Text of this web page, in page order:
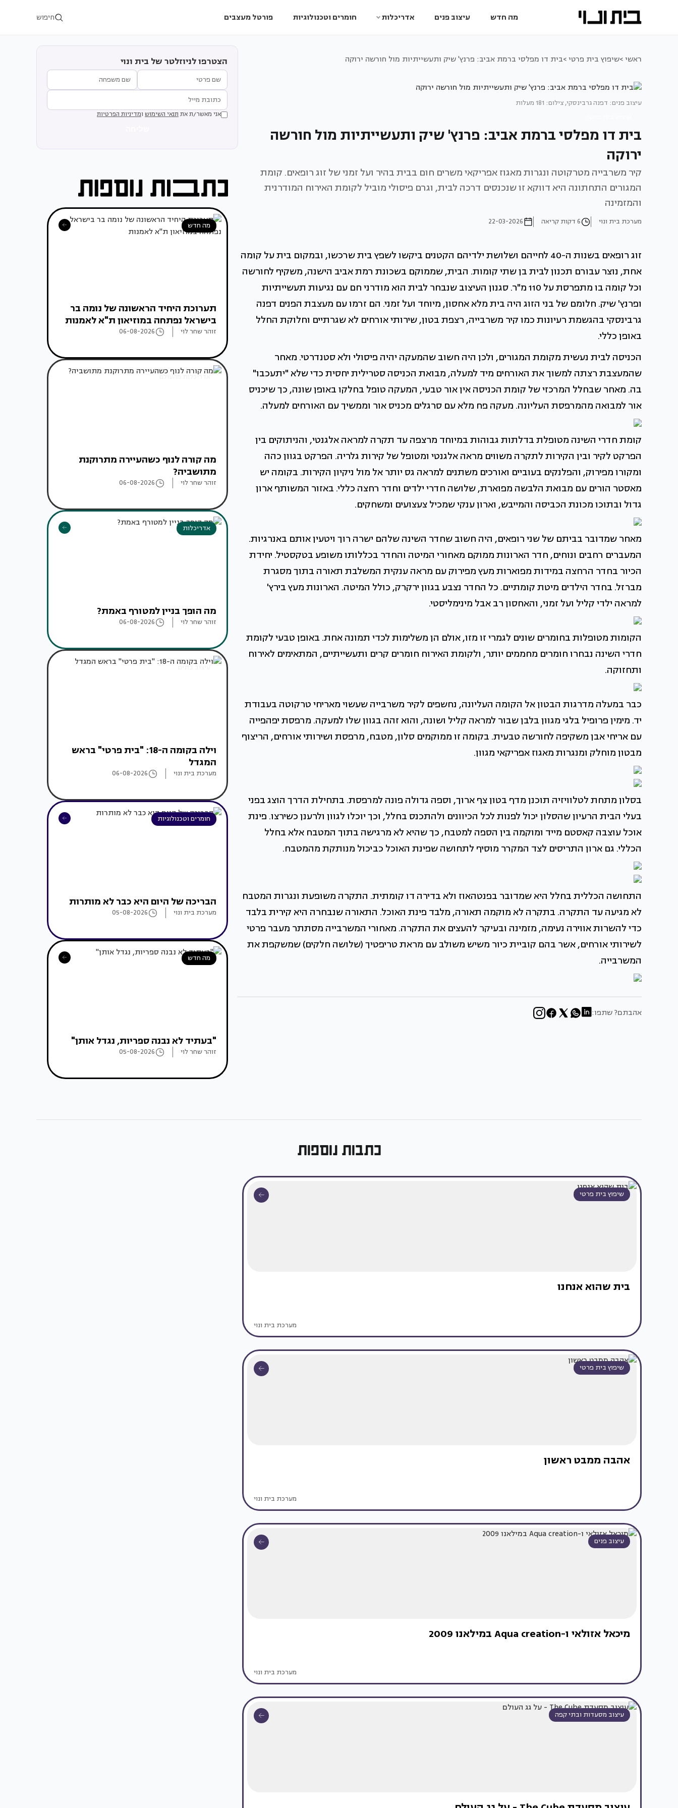
מה חדש עיצוב פנים אדריכלות חומרים וטכנולוגיות פורטל מעצבים חיפוש
ראשי >שיפוץ בית פרטי >בית דו מפלסי ברמת אביב: פרנץ' שיק ותעשייתיות מול חורשה ירוקה
עיצוב פנים: דפנה גרבינסקי, צילום: 181 מעלות
בית דו מפלסי ברמת אביב: פרנץ' שיק ותעשייתיות מול חורשה
ירוקה
קיר משרבייה מטרקוטה ונגרות מאגוז אפריקאי משרים חום בבית בהיר ועל זמני של זוג רופאים. קומת
המגורים התחתונה היא דווקא זו שנכנסים דרכה לבית, וגרם פיסולי מוביל לקומת האירוח המודרנית
והמזמינה
מערכת בית ונוי 6 דקות קריאה 22-03-2026
זוג רופאים בשנות ה-40 לחייהם ושלושת ילדיהם הקטנים ביקשו לשפץ בית שרכשו, ובמקום בית על קומה
אחת, נוצר עבורם תכנון לבית בן שתי קומות. הבית, שממוקם בשכונת רמת אביב הישנה, משקיף לחורשה
וכל קומה בו מתפרסת על 110 מ"ר. סגנון העיצוב שנבחר לבית הוא מודרני חם עם נגיעות תעשייתיות
ופרנץ' שיק. חלומם של בני הזוג היה בית מלא אחסון, מיוחד ועל זמני. הם זרמו עם מעצבת הפנים דפנה
גרבינסקי בהגשמת רעיונות כמו קיר משרבייה, רצפת בטון, שירותי אורחים לא שגרתיים וחלוקת החלל
באופן כללי.
הכניסה לבית נעשית מקומת המגורים, ולכן היה חשוב שהמעקה יהיה פיסולי ולא סטנדרטי. מאחר
שהמעצבת רצתה למשוך את האורחים מיד למעלה, מבואת הכניסה סטרילית יחסית כדי שלא "יתעכבו"
בה. מאחר שבחלל המרכזי של קומת הכניסה אין אור טבעי, המעקה טופל בחלקו באופן שונה, כך שיכניס
אור למבואה מהמרפסת העליונה. מעקה פח מלא עם סרגלים מכניס אור וממשיך עם האורחים למעלה.
קומת חדרי השינה מטופלת בדלתות גבוהות במיוחד מרצפה עד תקרה למראה אלגנטי, והניתוקים בין
הפרקט לקיר ובין הקירות לתקרה משווים מראה אלגנטי ומטופל של קירות גלריה. הפרקט בגוון כהה
ומקורו מפירוק, והפלנקים בעוביים ואורכים משתנים למראה גס יותר אל מול ניקיון הקירות. בקומה יש
מאסטר הורים עם מבואת הלבשה מפוארת, שלושה חדרי ילדים וחדר רחצה כללי. באזור המשותף ארון
גדול ובתוכו מכונת הכביסה והמייבש, וארון ענקי שמכיל צעצועים ומשחקים.
מאחר שמדובר בביתם של שני רופאים, היה חשוב שחדר השינה שלהם ישרה רוך ויטעין אותם באנרגיות.
המעברים רחבים ונוחים, חדר הארונות ממוקם מאחורי המיטה והחדר בכללותו משופע בטקסטיל. יחידת
הכיור בחדר הרחצה במידות מפוארות מעץ מפירוק עם מראה ענקית המשלבת תאורה בתוך מסגרת
מברזל. בחדר הילדים מיטת קומתיים. כל החדר נצבע בגוון ירקרק, כולל המיטה. הארונות מעץ בירץ'
למראה ילדי קליל ועל זמני, והאחסון רב אבל מינימליסטי.
הקומות מטופלות בחומרים שונים לגמרי זו מזו, אולם הן משלימות לכדי תמונה אחת. באופן טבעי לקומת
חדרי השינה נבחרו חומרים מחממים יותר, ולקומת האירוח חומרים קרים ותעשייתיים, המתאימים לאירוח
ותחזוקה.
כבר במעלה מדרגות הבטון אל הקומה העליונה, נחשפים לקיר משרבייה שעשוי מאריחי טרקוטה בעבודת
יד. מימין פרופיל בלגי מגוון בלבן שבור למראה קליל ושונה, והוא זהה בגוון שלו למעקה. מרפסת יפהפייה
עם אריחי אבן משקיפה לחורשה טבעית. בקומה זו ממוקמים סלון, מטבח, מרפסת ושירותי אורחים, הריצוף
מבטון מוחלק ומנגרות מאגוז אפריקאי מגוון.
בסלון מתחת לטלוויזיה תוכנן מדף בטון צף ארוך, וספה גדולה פונה למרפסת. בתחילת הדרך הוצג בפני
בעלי הבית הרעיון שהסלון יכול לפנות לכל הכיוונים ולהתכנס בחלל, וכך יוכלו לגוון ולרענן כשירצו. פינת
אוכל עוצבה קאסטם מייד ומוקמה בין הספה למטבח, כך שהיא לא מרגישה בתוך המטבח אלא בחלל
הכללי. גם ארון התריסים לצד המקרר מוסיף לתחושה שפינת האוכל כביכול מנותקת מהמטבח.
התחושה הכללית בחלל היא שמדובר בפנטהאוז ולא בדירה דו קומתית. התקרה משופעת ונגרות המטבח
לא מגיעה עד התקרה. בתקרה לא מוקמה תאורה, מלבד פינת האוכל. התאורה שנבחרה היא קירית בלבד
כדי להשרות אווירה נעימה, מזמינה ובעיקר להעצים את התקרה. מאחורי המשרבייה מסתתר מעבר פרטי
לשירותי אורחים, אשר בהם קוביית כיור משיש משולב עם מראת טריפטיך (שלושה חלקים) שמשקפת את
המשרבייה.
אהבתם? שתפו:
הצטרפו לניוזלטר של בית ונוי
אני מאשר/ת את תנאי השימוש ומדיניות הפרטיות
מה חדש
תערוכת היחיד הראשונה של נומה בר
בישראל נפתחה במוזיאון ת"א לאמנות
זוהר שחר לוי 06-08-2026
אדריכלות מהעולם
מה קורה לנוף כשהעיירה מתרוקנת
מתושביה?
זוהר שחר לוי 06-08-2026
אדריכלות
מה הופך בניין למטורף באמת?
זוהר שחר לוי 06-08-2026
עיצוב בתים
וילה בקומה ה-18: "בית פרטי" בראש
המגדל
מערכת בית ונוי 06-08-2026
חומרים וטכנולוגיות
הבריכה של היום היא כבר לא מותרות
מערכת בית ונוי 05-08-2026
מה חדש
"בעתיד לא נבנה ספריות, נגדל אותן"
זוהר שחר לוי 05-08-2026
כתבות נוספות
שיפוץ בית פרטי
בית שהוא אנחנו
מערכת בית ונוי
שיפוץ בית פרטי
אהבה ממבט ראשון
מערכת בית ונוי
עיצוב פנים
מיכאל אזולאי ו-Aqua creation במילאנו 2009
מערכת בית ונוי
עיצוב מסעדות ובתי קפה